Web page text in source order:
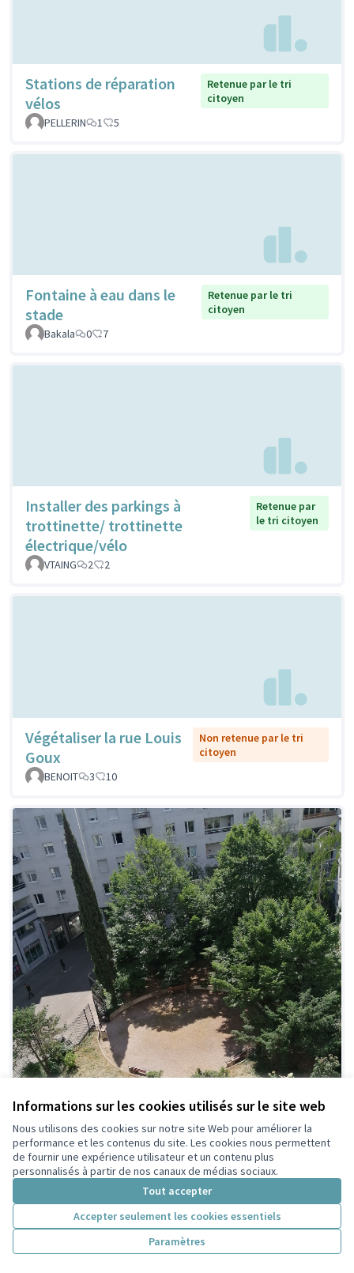
Informations sur les cookies utilisés sur le site web
Nous utilisons des cookies sur notre site Web pour améliorer la
performance et les contenus du site. Les cookies nous permettent
de fournir une expérience utilisateur et un contenu plus
personnalisés à partir de nos canaux de médias sociaux.
Tout accepter
Accepter seulement les cookies essentiels
Paramètres
Stations de réparation
vélos
Retenue par le tri
citoyen
PELLERIN
1 5
Fontaine à eau dans le
stade
Retenue par le tri
citoyen
Bakala
0 7
Installer des parkings à
trottinette/ trottinette
électrique/vélo
Retenue par
le tri citoyen
VTAING 2 2
Végétaliser la rue Louis
Goux
Non retenue par le tri
citoyen
BENOIT
3 10